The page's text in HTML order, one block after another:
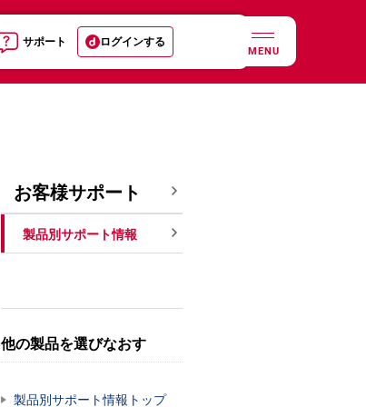
サポート ログインする
MENU
お客様サポート
製品別サポート情報
他の製品を選びなおす
製品別サポート情報トップ